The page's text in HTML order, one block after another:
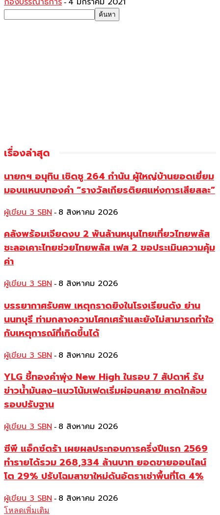
-
เรื่องล่าสุด
นายกฯ อนุทิน เชิดชู 264 กำนัน ผู้ใหญ่บ้านยอดเยี่ยม
มอบแหนบทองคำ “รางวัลเกียรติยศแห่งการเสียสละ”
ผู้เขียน 3 SBN - 8 สิงหาคม 2026
คลังพร้อมเจียดงบ 2 พันล้านหนุนไทยเที่ยวไทยพลัส
ชะลอเคาะไทยช่วยไทยพลัส เฟส 2 ขอประเมินความคุ้ม
ค่า
ผู้เขียน 3 SBN - 8 สิงหาคม 2026
บรรยากาศรับศพ เหตุกราดยิงในโรงเรียนดัง ย่าน
นนทบุรี ท่ามกลางความโศกเศร้าและยังไม่สามารถทำใจ
กับเหตุการณ์ที่เกิดขึ้นได้
ผู้เขียน 3 SBN - 8 สิงหาคม 2026
YLG ชี้ทองคำพุ่ง New High ในรอบ 7 สัปดาห์ รับ
ข่าวน้ำมันลง-แนวโน้มเฟดเริ่มผ่อนคลาย คาดใกล้จบ
รอบปรับฐาน
ผู้เขียน 3 SBN - 8 สิงหาคม 2026
ซีพี แอ็กซ์ตร้า เผยผลประกอบการครึ่งปีแรก 2569
ทำรายได้รวม 268,334 ล้านบาท ยอดขายออนไลน์
โต 29% ปรับโฉมสาขาใหม่ดันอัตราเช่าพื้นที่โต 4%
ผู้เขียน 3 SBN - 8 สิงหาคม 2026
โหลดเพิ่มเติม